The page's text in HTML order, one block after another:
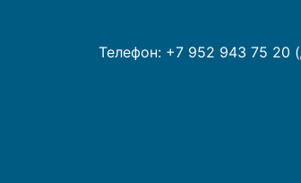
Телефон: +7 952 943 75 20